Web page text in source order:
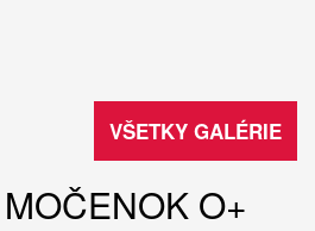
VŠETKY GALÉRIE
O+